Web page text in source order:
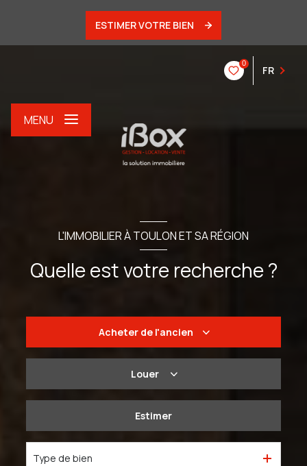
ESTIMER VOTRE BIEN
0
FR
MENU
L'IMMOBILIER À TOULON ET SA RÉGION
Quelle est votre recherche ?
Acheter de l'ancien
Du neuf
Louer
De l'immo pro
Estimer
Type de bien